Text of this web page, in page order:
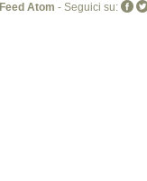
Feed Atom - Seguici su: